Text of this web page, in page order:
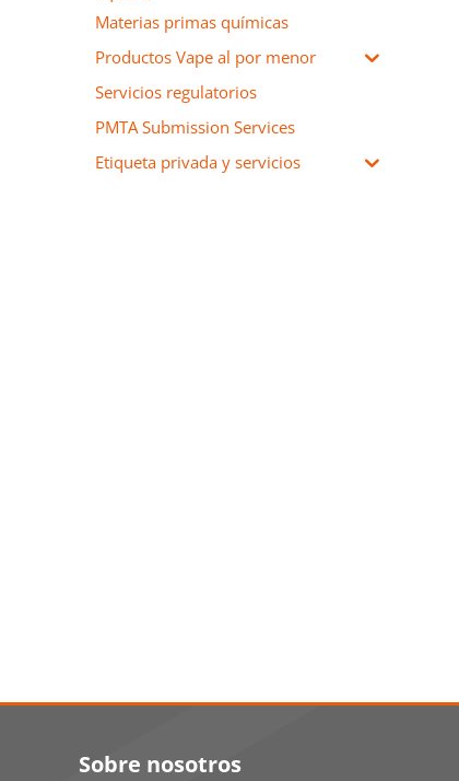
Acetato de vitamina E
(acetato de tocoferilo): esta
es la forma de vitamina E
más utilizada en cosmética,
es un gran antioxidante,
radicales libres presentes en
Materias primas químicas
Productos Vape al por menor
Servicios regulatorios
PMTA Submission Services
Etiqueta privada y servicios
Sobre nosotros